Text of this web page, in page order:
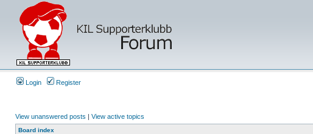
Login Register
View unanswered posts | View active topics
Board index